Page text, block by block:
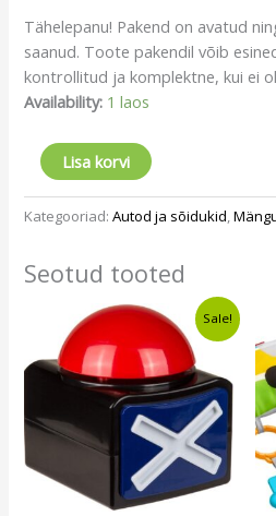
Tähelepanu! Pakend on avatud
saanud. Toote pakendil võib
kontrollitud ja komplektne, kui ei
Availability: 1 laos
Lisa korvi
Kategooriad:Autod ja sõidukid,
Seotud tooted
Sale!
Algne
hind
oli:
€7,30.
Current
price
€6,49.